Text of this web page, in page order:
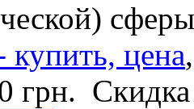
купить, цена
грн.